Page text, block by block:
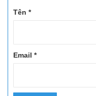
Tên *
Email *